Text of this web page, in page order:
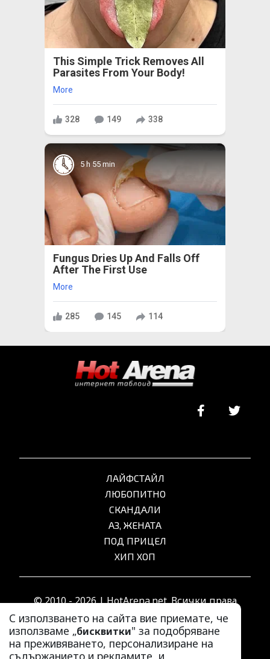
This Simple Trick Removes All
Parasites From Your Body!
More
328 149 338
5 h 55 min
Fungus Dries Up And Falls Off
After The First Use
More
285 145 114
С използването на сайта вие приемате, че
използваме „бисквитки" за подобряване
на преживяването, персонализиране на
съдържанието и рекламите, и
ЛАЙФСТАЙЛ
ЛЮБОПИТНО
СКАНДАЛИ
АЗ, ЖЕНАТА
ПОД ПРИЦЕЛ
ХИП ХОП
© 2010 - 2026 | HotArena.net. Всички права
запазени.
РЕКЛАМА